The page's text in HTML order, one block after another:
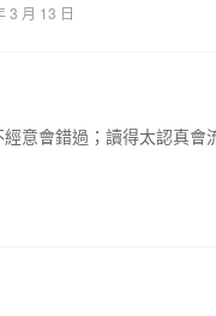
3 月 13 日
意會錯過；讀得太認真